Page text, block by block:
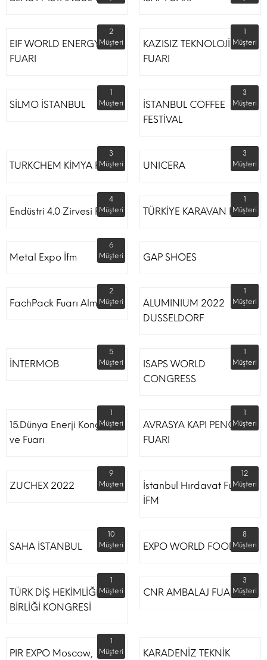
EIF WORLD ENERGY
FUARI
2
Müşteri
KAZISIZ TEKNOLOJİLER
FUARI
1
Müşteri
SİLMO İSTANBUL
1
Müşteri
İSTANBUL COFFEE
FESTİVAL
3
Müşteri
TURKCHEM KİMYA FUARI
3
Müşteri
UNICERA
3
Müşteri
Endüstri 4.0 Zirvesi Fuarı
4
Müşteri
TÜRKİYE KARAVAN FUARI
1
Müşteri
Metal Expo İfm
6
Müşteri
GAP SHOES
FachPack Fuarı Almanya
2
Müşteri
ALUMINIUM 2022
DUSSELDORF
1
Müşteri
İNTERMOB
5
Müşteri
ISAPS WORLD
CONGRESS
1
Müşteri
15.Dünya Enerji Kongresi
ve Fuarı
1
Müşteri
AVRASYA KAPI PENCERE
FUARI
1
Müşteri
ZUCHEX 2022
9
Müşteri
İstanbul Hırdavat Fuarı
İFM
12
Müşteri
SAHA İSTANBUL
10
Müşteri
EXPO WORLD FOOD
8
Müşteri
TÜRK DİŞ HEKİMLİĞİ
BİRLİĞİ KONGRESİ
1
Müşteri
CNR AMBALAJ FUARI
3
Müşteri
PIR EXPO Moscow,
1
Müşteri
KARADENİZ TEKNİK